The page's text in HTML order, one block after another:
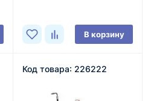
В корзину
Код товара: 226222